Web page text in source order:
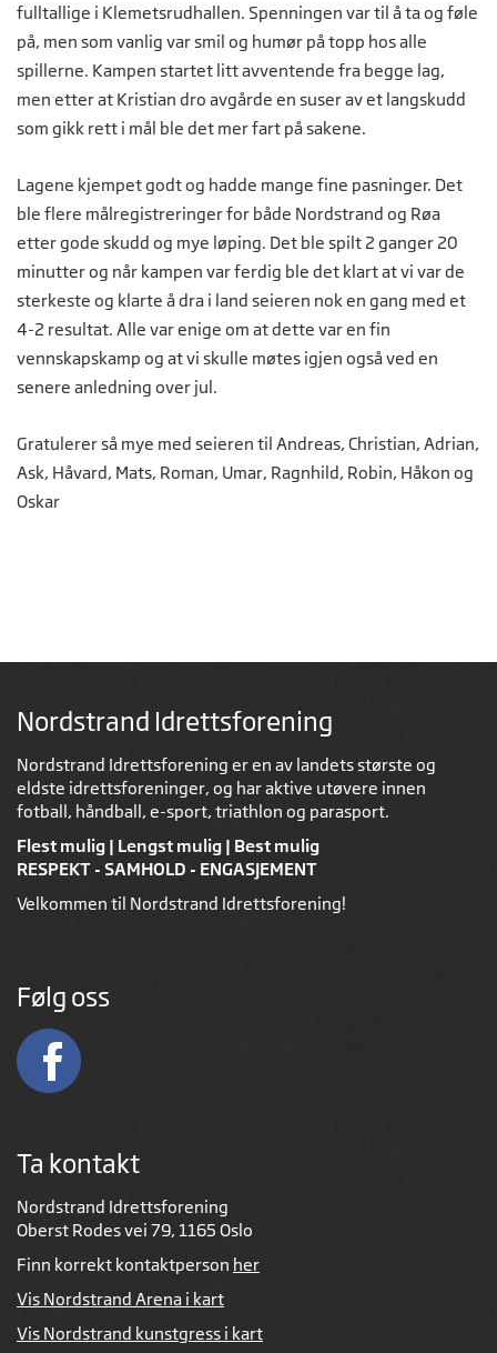
fulltallige i Klemetsrudhallen. Spenningen var til å ta og føle
på, men som vanlig var smil og humør på topp hos alle
spillerne. Kampen startet litt avventende fra begge lag,
men etter at Kristian dro avgårde en suser av et langskudd
som gikk rett i mål ble det mer fart på sakene.
Lagene kjempet godt og hadde mange fine pasninger. Det
ble flere målregistreringer for både Nordstrand og Røa
etter gode skudd og mye løping. Det ble spilt 2 ganger 20
minutter og når kampen var ferdig ble det klart at vi var de
sterkeste og klarte å dra i land seieren nok en gang med et
4-2 resultat. Alle var enige om at dette var en fin
vennskapskamp og at vi skulle møtes igjen også ved en
senere anledning over jul.
Gratulerer så mye med seieren til Andreas, Christian, Adrian,
Ask, Håvard, Mats, Roman, Umar, Ragnhild, Robin, Håkon og
Oskar
Nordstrand Idrettsforening
Nordstrand Idrettsforening er en av landets største og
eldste idrettsforeninger, og har aktive utøvere innen
fotball, håndball, e-sport, triathlon og parasport.
Flest mulig | Lengst mulig | Best mulig
RESPEKT - SAMHOLD - ENGASJEMENT
Velkommen til Nordstrand Idrettsforening!
Følg oss
Ta kontakt
Nordstrand Idrettsforening
Oberst Rodes vei 79, 1165 Oslo
Finn korrekt kontaktperson her
Vis Nordstrand Arena i kart
Vis Nordstrand kunstgress i kart